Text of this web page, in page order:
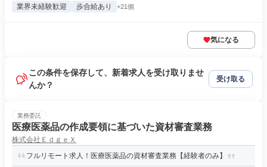
業界未経験歓迎 歩合給あり +21個
気になる
この条件を保存して、新着求人を受け取りませ
んか？
受け取る
業務委託
医療医薬品の作成要領に基づいた資材審査業務
株式会社ＥｄｇｅＸ
フルリモート求人！医療医薬品の資材審査業務【経験者のみ】